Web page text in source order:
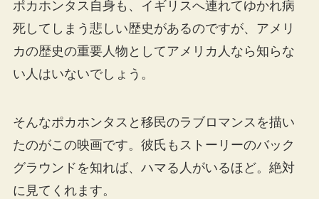
ポカホンタス自身も、イギリスへ連れてゆかれ病
死してしまう悲しい歴史があるのですが、アメリ
カの歴史の重要人物としてアメリカ人なら知らな
い人はいないでしょう。
そんなポカホンタスと移民のラブロマンスを描い
たのがこの映画です。彼氏もストーリーのバック
グラウンドを知れば、ハマる人がいるほど。絶対
に見てくれます。